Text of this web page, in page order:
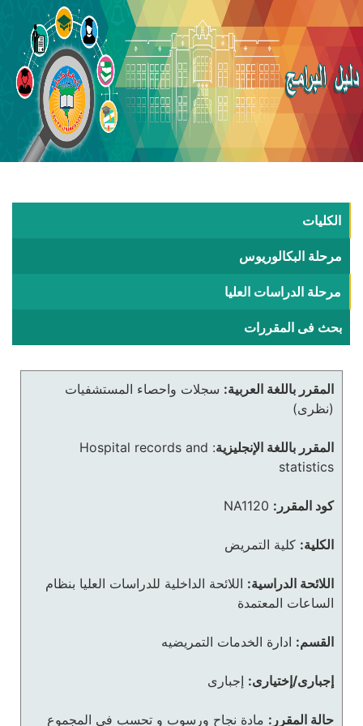
الكليات
مرحلة البكالوريوس
مرحلة الدراسات العليا
بحث فى المقررات
المقرر باللغة العربية: سجلات واحصاء المستشفيات
(نظرى)
المقرر باللغة الإنجليزية:
Hospital records and
statistics
كود المقرر: NA1120
الكلية: كلية التمريض
اللائحة الدراسية: اللائحة الداخلية للدراسات العليا بنظام
الساعات المعتمدة
القسم: ادارة الخدمات التمريضيه
إجبارى/إختيارى: إجبارى
حالة المقرر: مادة نجاح ورسوب و تحسب في المجموع